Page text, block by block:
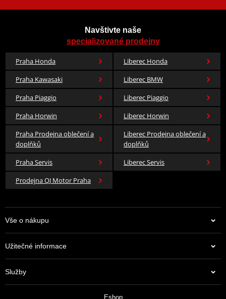
Navštivte naše
specializované prodejny
Praha Honda
Liberec Honda
Praha Kawasaki
Liberec BMW
Praha Piaggio
Liberec Piaggio
Praha Horwin
Liberec Horwin
Praha Prodejna oblečení a
doplňků
Liberec Prodejna oblečení a
doplňků
Praha Servis
Liberec Servis
Prodejna QJ Motor Praha
Vše o nákupu
Užitečné informace
Služby
Eshop